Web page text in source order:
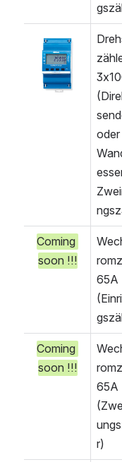
öffnen
oder
Coming
soon !!!
65A
Coming
soon !!!
65A
r)